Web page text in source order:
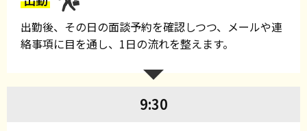
出勤後、その日の面談予約を確認しつつ、メールや連
絡事項に目を通し、1日の流れを整えます。
9:30